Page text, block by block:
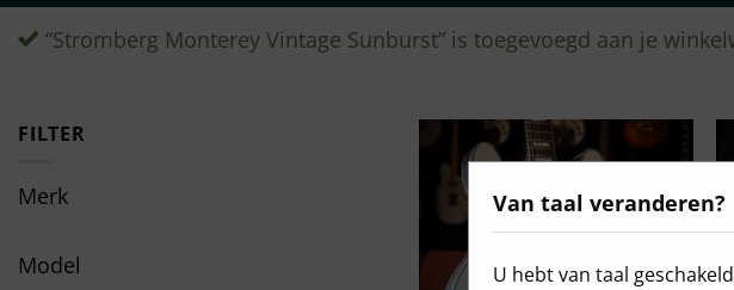
“Stromberg Monterey Vintage Sunburst” is toegevoegd aan je
FILTER
Merk
Model
Van taal veranderen?
U hebt van taal